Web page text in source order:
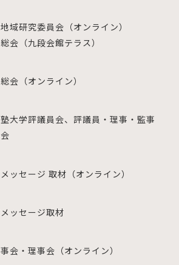
域研究委員会（オンライン）
会（九段会館テラス）
会（オンライン）
大学評議員会、評議員・理事・監事
ッセージ 取材（オンライン）
ッセージ取材
会・理事会（オンライン）